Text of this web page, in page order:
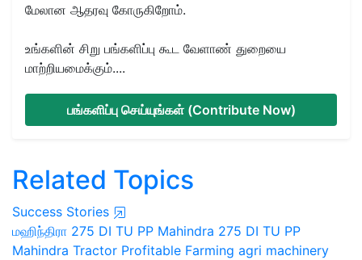
மேலான ஆதரவு கோருகிறோம்.
உங்களின் சிறு பங்களிப்பு கூட வேளாண் துறையை
மாற்றியமைக்கும்....
பங்களிப்பு செய்யுங்கள் (Contribute Now)
Related Topics
Success Stories
மஹிந்திரா 275 DI TU PP Mahindra 275 DI TU PP
Mahindra Tractor Profitable Farming agri machinery